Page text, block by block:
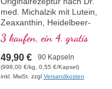
med. Michalzik mit Lutein,
Zeaxanthin, Heidelbeer-
Extrakt (Anthocyane), OPC
und Vitamin A, welches zur
Erhaltung einer normalen
Sehkraft beiträgt.
3 kaufen, ein 4. gratis
49,90 € 90 Kapseln
(998,00 €/kg, 0,55 €/Kapsel)
inkl. MwSt. zzgl Versandkosten